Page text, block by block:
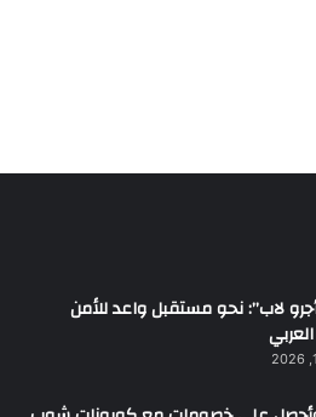
لاب”: نحو مستقبل واعد للأمن